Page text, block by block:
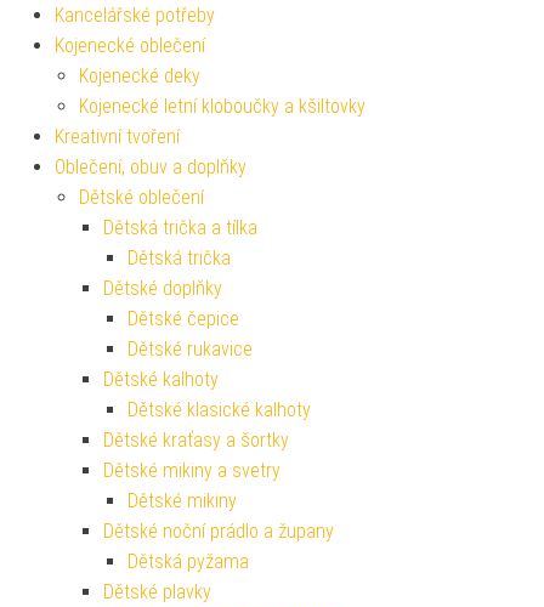
Kancelářské potřeby
Kojenecké oblečení
Kojenecké deky
Kojenecké letní kloboučky a kšiltovky
Kreativní tvoření
Oblečení, obuv a doplňky
Dětské oblečení
Dětská trička a tílka
Dětská trička
Dětské doplňky
Dětské čepice
Dětské rukavice
Dětské kalhoty
Dětské klasické kalhoty
Dětské kraťasy a šortky
Dětské mikiny a svetry
Dětské mikiny
Dětské noční prádlo a župany
Dětská pyžama
Dětské plavky